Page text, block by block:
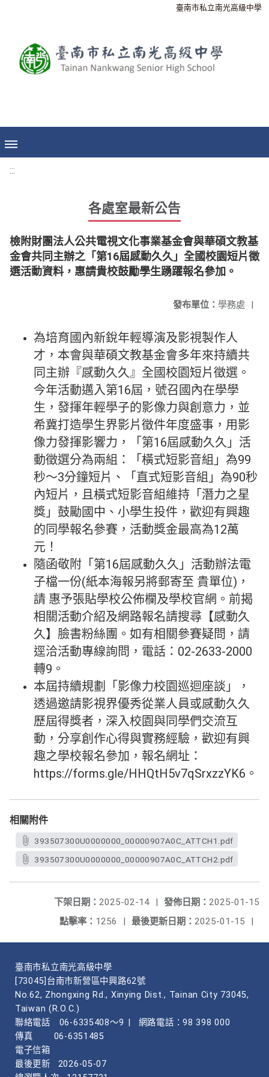
臺南市私立南光高級中學
:::
各處室最新公告
檢附財團法人公共電視文化事業基金會與華碩文教基
金會共同主辦之「第16屆感動久久」全國校園短片徵
選活動資料，惠請貴校鼓勵學生踴躍報名參加。
發布單位： 學務處 |
為培育國內新銳年輕導演及影視製作人
才，本會與華碩文教基金會多年來持續共
同主辦『感動久久』全國校園短片徵選。
今年活動邁入第16屆，號召國內在學學
生，發揮年輕學子的影像力與創意力，並
希冀打造學生界影片徵件年度盛事，用影
像力發揮影響力，「第16屆感動久久」活
動徵選分為兩組：「橫式短影音組」為99
秒～3分鐘短片、「直式短影音組」為90秒
內短片，且橫式短影音組維持「潛力之星
獎」鼓勵國中、小學生投件，歡迎有興趣
的同學報名參賽，活動獎金最高為12萬
元！
隨函敬附「第16屆感動久久」活動辦法電
子檔一份(紙本海報另將郵寄至 貴單位)，
請 惠予張貼學校公佈欄及學校官網。前揭
相關活動介紹及網路報名請搜尋【感動久
久】臉書粉絲團。如有相關參賽疑問，請
逕洽活動專線詢問，電話：02-2633-2000
轉9。
本屆持續規劃「影像力校園巡迴座談」，
透過邀請影視界優秀從業人員或感動久久
歷屆得獎者，深入校園與同學們交流互
動，分享創作心得與實務經驗，歡迎有興
趣之學校報名參加，報名網址：
https://forms.gle/HHQtH5v7qSrxzzYK6。
相關附件
393507300U0000000_00000907A0C_ATTCH1.pdf
393507300U0000000_00000907A0C_ATTCH2.pdf
發佈日期： 2025-01-15
下架日期： 2025-02-14
|
最後更新日期： 2025-01-15 |
點擊率： 1256 |
臺南市私立南光高級中學
[73045]台南市新營區中興路62號
No.62, Zhongxing Rd., Xinying Dist., Tainan City 73045,
Taiwan (R.O.C.)
聯絡電話
06-6335408～9
網路電話：98 398 000
傳真
06-6351485
電子信箱
最後更新
2026-05-07